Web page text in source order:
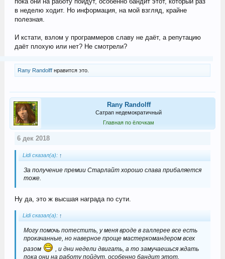
в неделю ходит. Но информация, на мой взгляд, крайне
полезная.
И кстати, взлом у программеров славу не даёт, а репутацию
даёт плохую или нет? Не смотрели?
Rany Randolffнравится это.
Rany Randolff
Сатрап недемократичный
Главная по ёлочкам
6 дек 2018
Lidi сказал(а): ↑
За получение премии Старлайт хорошо слава прибаляется
тоже.
Ну да, это ж высшая награда по сути.
Lidi сказал(а): ↑
Могу помочь потестить, у меня вроде в галлерее все есть
прокачанные, но наверное проще мастеркомандером всех
разом
, и дни недели двигать, а то замучаешься ждать
пока они на работу пойдут, особенно бандит этот,